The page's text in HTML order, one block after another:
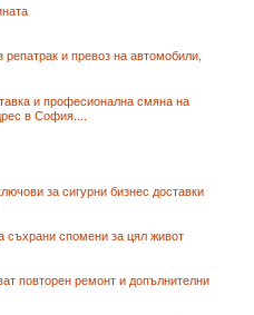
и превоз на автомобили,
и професионална смяна на
в София....
за сигурни бизнес доставки
спомени за цял живот
повторен ремонт и допълнителни